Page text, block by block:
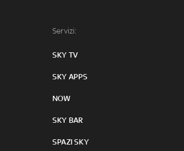
Servizi:
SKY TV
SKY APPS
NOW
SKY BAR
SPAZI SKY